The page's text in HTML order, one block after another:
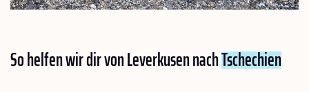
So helfen wir dir von Leverkusen nachTschechien